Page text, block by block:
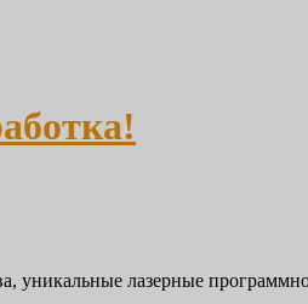
уникальные лазерные